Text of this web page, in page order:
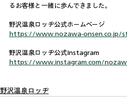
るお客様と一緒に歩んできました。
野沢温泉ロッヂ公式ホームページ
https://www.nozawa-onsen.co.jp/
野沢温泉ロッヂ公式Instagram
https://www.instagram.com/
野沢温泉ロッヂ